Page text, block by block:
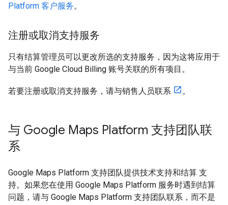
Platform 客户服务。
注册或取消支持服务
只有结算管理员可以更改所选的支持服务，因为这将应用于
与当前 Google Cloud Billing 账号关联的所有项目。
若要注册或取消支持服务，请与销售人员联系 。
与 Google Maps Platform 支持团队联
系
Google Maps Platform 支持团队提供技术支持和结算 支
持。如果您在使用 Google Maps Platform 服务时遇到结算
问题，请与 Google Maps Platform 支持团队联系，而不是